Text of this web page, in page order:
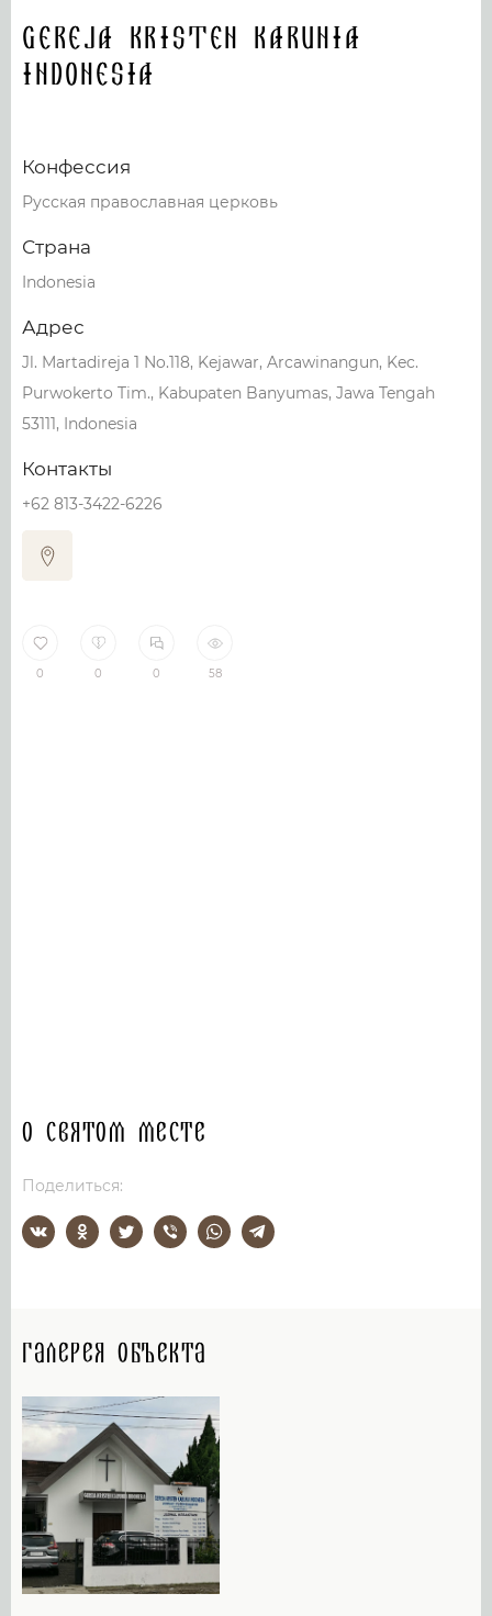
Gereja Kristen Karunia
Indonesia
Конфессия
Русская православная церковь
Страна
Indonesia
Адрес
Jl. Martadireja 1 No.118, Kejawar, Arcawinangun, Kec.
Purwokerto Tim., Kabupaten Banyumas, Jawa Tengah
53111, Indonesia
Контакты
+62 813-3422-6226
0 0 0 58
О святом месте
Поделиться:
Галерея объекта